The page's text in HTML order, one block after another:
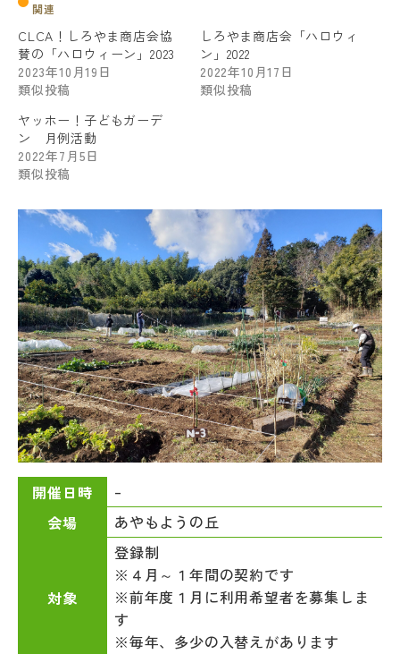
関連
CLCA！しろやま商店会協
賛の「ハロウィーン」2023
2023年10月19日
類似投稿
しろやま商店会「ハロウィ
ン」2022
2022年10月17日
類似投稿
ヤッホー！子どもガーデ
ン 月例活動
2022年7月5日
類似投稿
開催日時
–
会場
あやもようの丘
対象
登録制
※４月～１年間の契約です
※前年度１月に利用希望者を募集しま
す
※毎年、多少の入替えがあります